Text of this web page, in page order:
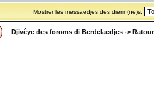
Mostrer les messaedjes des dierin(ne)s:
Djivêye des foroms di Berdelaedjes ->